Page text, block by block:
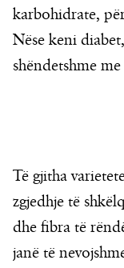
karbohidrate,
Nëse keni
shëndetshme
Të gjitha
zgjedhje të
dhe fibra të
janë të